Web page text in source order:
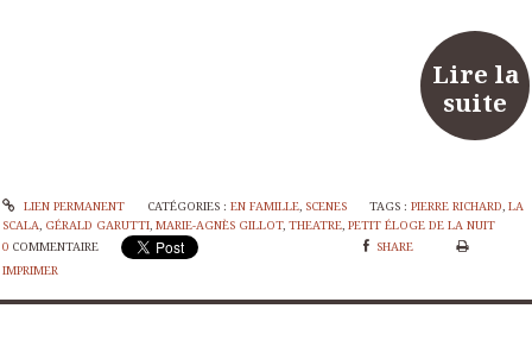
Lire la
suite
LIEN PERMANENT CATÉGORIES : EN FAMILLE, SCENES TAGS :PIERRE RICHARD,LA
SCALA, GÉRALD GARUTTI, MARIE-AGNÈS GILLOT, THEATRE, PETIT ÉLOGE DE LA NUIT
0 COMMENTAIRE
SHARE
IMPRIMER